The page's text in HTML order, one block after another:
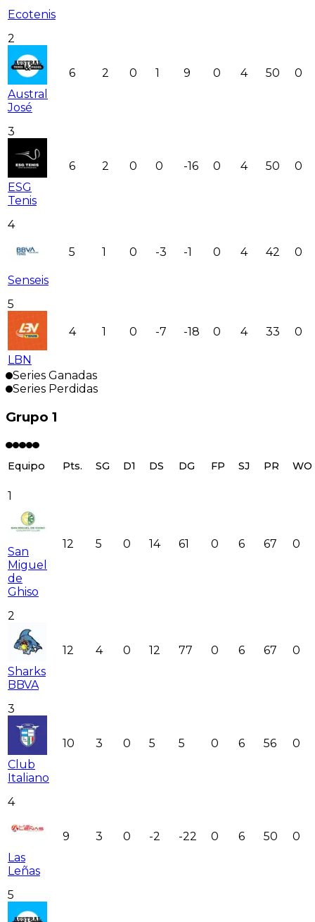
Ecotenis
2
Austral
José
6 2 0 1 9 0 4 50 0
3
ESG
Tenis
6 2 0 0 -16 0 4 50 0
4
Senseis
5 1 0 -3 -1 0 4 42 0
5
LBN
4 1 0 -7 -18 0 4 33 0
Series Ganadas
Series Perdidas
Grupo 1
Equipo Pts. SG D1 DS DG FP SJ PR WO
1
San
Miguel
de
Ghiso
12 5 0 14 61 0 6 67 0
2
Sharks
BBVA
12 4 0 12 77 0 6 67 0
3
Club
Italiano
10 3 0 5 5 0 6 56 0
4
Las
Leñas
9 3 0 -2 -22 0 6 50 0
5